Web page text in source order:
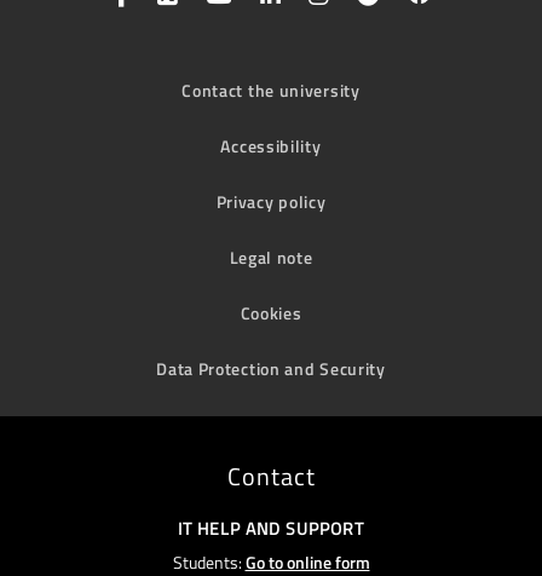
Contact the university
Accessibility
Privacy policy
Legal note
Cookies
Data Protection and Security
Contact
IT HELP AND SUPPORT
Students:Go to online form